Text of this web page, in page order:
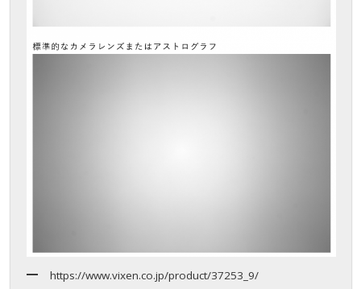
https://www.vixen.co.jp/product/37253_9/